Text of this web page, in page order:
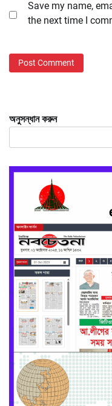
Save my name,
the next time I
অনুসন্ধান করুন